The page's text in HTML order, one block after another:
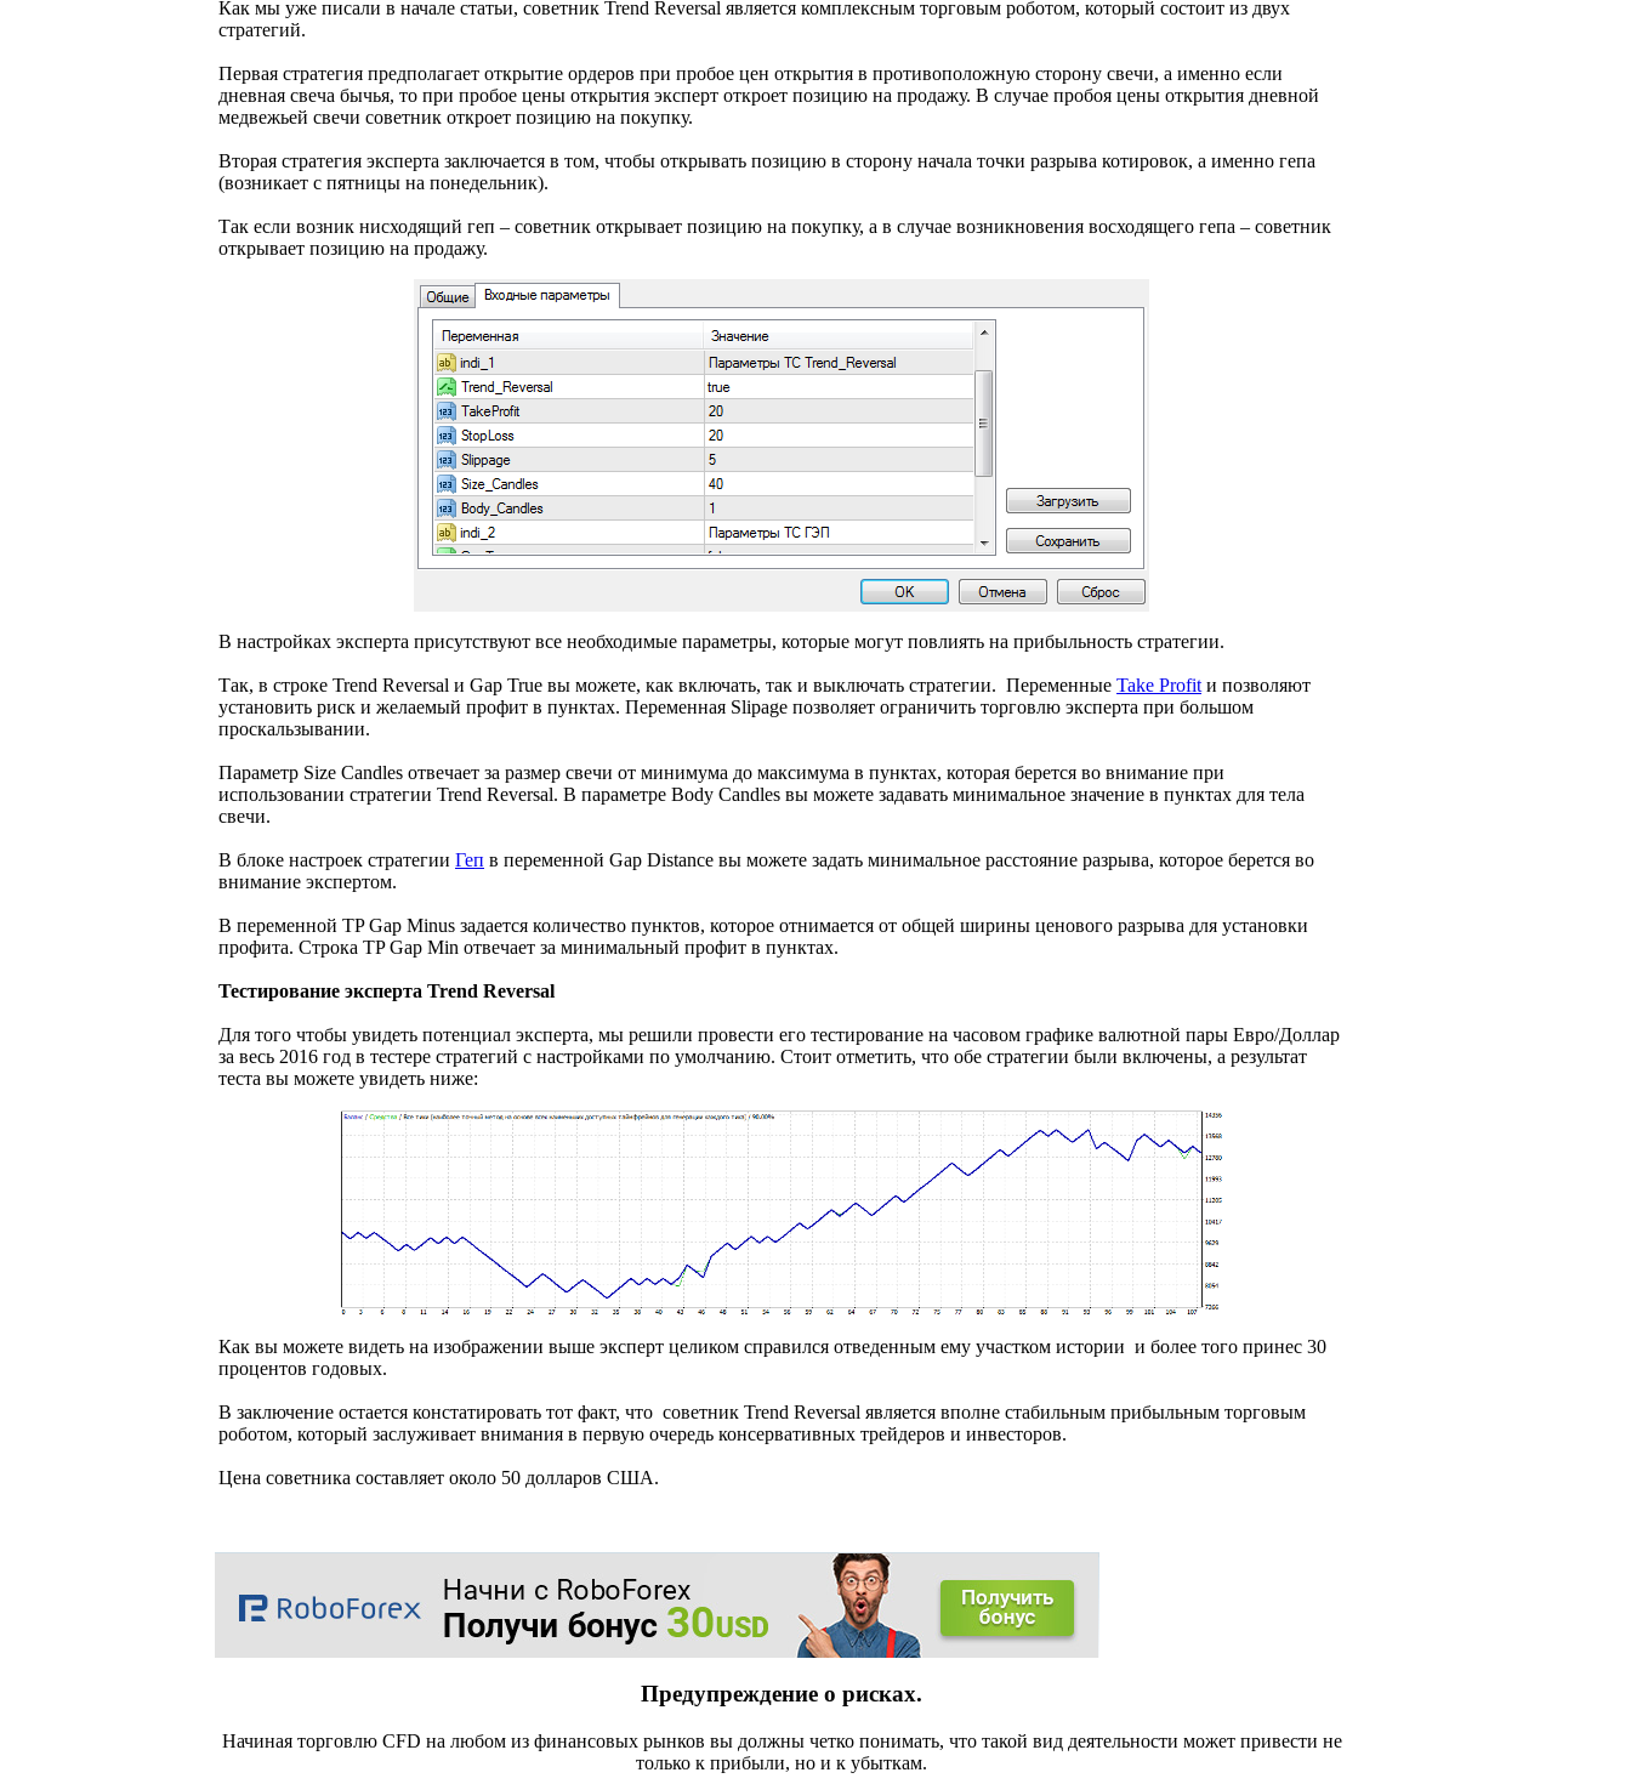
Как мы уже писали в начале статьи, советник Trend Reversal является комплексным торговым роботом, который состоит из двух
стратегий.
Первая стратегия предполагает открытие ордеров при пробое цен открытия в противоположную сторону свечи, а именно если
дневная свеча бычья, то при пробое цены открытия эксперт откроет позицию на продажу. В случае пробоя цены открытия дневной
медвежьей свечи советник откроет позицию на покупку.
Вторая стратегия эксперта заключается в том, чтобы открывать позицию в сторону начала точки разрыва котировок, а именно гепа
(возникает с пятницы на понедельник).
Так если возник нисходящий геп – советник открывает позицию на покупку, а в случае возникновения восходящего гепа – советник
открывает позицию на продажу.
В настройках эксперта присутствуют все необходимые параметры, которые могут повлиять на прибыльность стратегии.
Так, в строке Trend Reversal и Gap True вы можете, как включать, так и выключать стратегии. Переменные Take Profit и позволяют
установить риск и желаемый профит в пунктах. Переменная Slipage позволяет ограничить торговлю эксперта при большом
проскальзывании.
Параметр Size Candles отвечает за размер свечи от минимума до максимума в пунктах, которая берется во внимание при
использовании стратегии Trend Reversal. В параметре Body Candles вы можете задавать минимальное значение в пунктах для тела
свечи.
В блоке настроек стратегии Геп в переменной Gap Distance вы можете задать минимальное расстояние разрыва, которое берется во
внимание экспертом.
В переменной TP Gap Minus задается количество пунктов, которое отнимается от общей ширины ценового разрыва для установки
профита. Строка TP Gap Min отвечает за минимальный профит в пунктах.
Тестирование эксперта Trend Reversal
Для того чтобы увидеть потенциал эксперта, мы решили провести его тестирование на часовом графике валютной пары Евро/Доллар
за весь 2016 год в тестере стратегий с настройками по умолчанию. Стоит отметить, что обе стратегии были включены, а результат
теста вы можете увидеть ниже:
Как вы можете видеть на изображении выше эксперт целиком справился отведенным ему участком истории и более того принес 30
процентов годовых.
В заключение остается констатировать тот факт, что советник Trend Reversal является вполне стабильным прибыльным торговым
роботом, который заслуживает внимания в первую очередь консервативных трейдеров и инвесторов.
Цена советника составляет около 50 долларов США.
Предупреждение о рисках.
Начиная торговлю CFD на любом из финансовых рынков вы должны четко понимать, что такой вид деятельности может привести не
только к прибыли, но и к убыткам.